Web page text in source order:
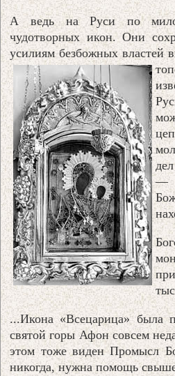
А ведь на Руси по
чудотворных икон. Они
усилиям безбожных властей
—
...Икона «Всецарица» была
святой горы Афон совсем
этом тоже виден Промысл
никогда, нужна помощь